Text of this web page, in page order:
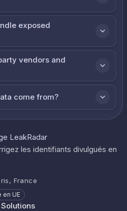
exposed
vendors and
come from?
les identifiants divulgués en
France
en UE
Solutions